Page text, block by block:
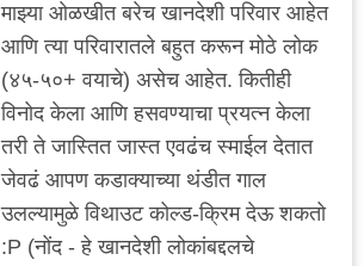
माझ्या ओळखीत बरेच खानदेशी परिवार आहेत
आणि त्या परिवारातले बहुत करून मोठे लोक
(४५-५०+ वयाचे) असेच आहेत. कितीही
विनोद केला आणि हसवण्याचा प्रयत्न केला
तरी ते जास्तित जास्त एवढंच स्माईल देतात
जेवढं आपण कडाक्याच्या थंडीत गाल
उलल्यामुळे विथाउट कोल्ड-क्रिम देऊ शकतो
:P (नोंद - हे खानदेशी लोकांबद्दलचे